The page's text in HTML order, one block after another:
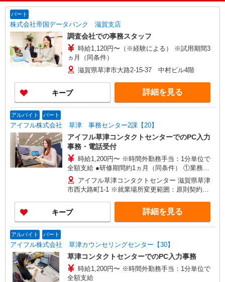
パート
株式会社帝国データバンク 滋賀支店
調査会社での事務スタッフ
時給1,120円〜（※経験による） ※試用期間3
ヵ月（同条件）
滋賀県草津市大路2-15-37 中村ビル4階
キープ 詳細を見る
アルバイト パート
アイフル株式会社 草津 事務センター2課【20】
アイフル草津コンタクトセンターでのPC入力
事務・電話受付
時給1,200円〜 ※時間外勤務手当：1分単位で
全額支給 ●研修期間約1ヵ月（同条件） ①業務知
識について座学講習 ②研修担当者によるOJT研修
アイフル草津コンタクトセンター 滋賀県草津
市西大路町1-1 ※就業場所変更範囲：原則契約期
キープ 詳細を見る
アルバイト パート
アイフル株式会社 草津カウンセリングセンター【30】
草津コンタクトセンターでのPC入力事務
時給1,200円〜 ※時間外勤務手当：1分単位で
全額支給